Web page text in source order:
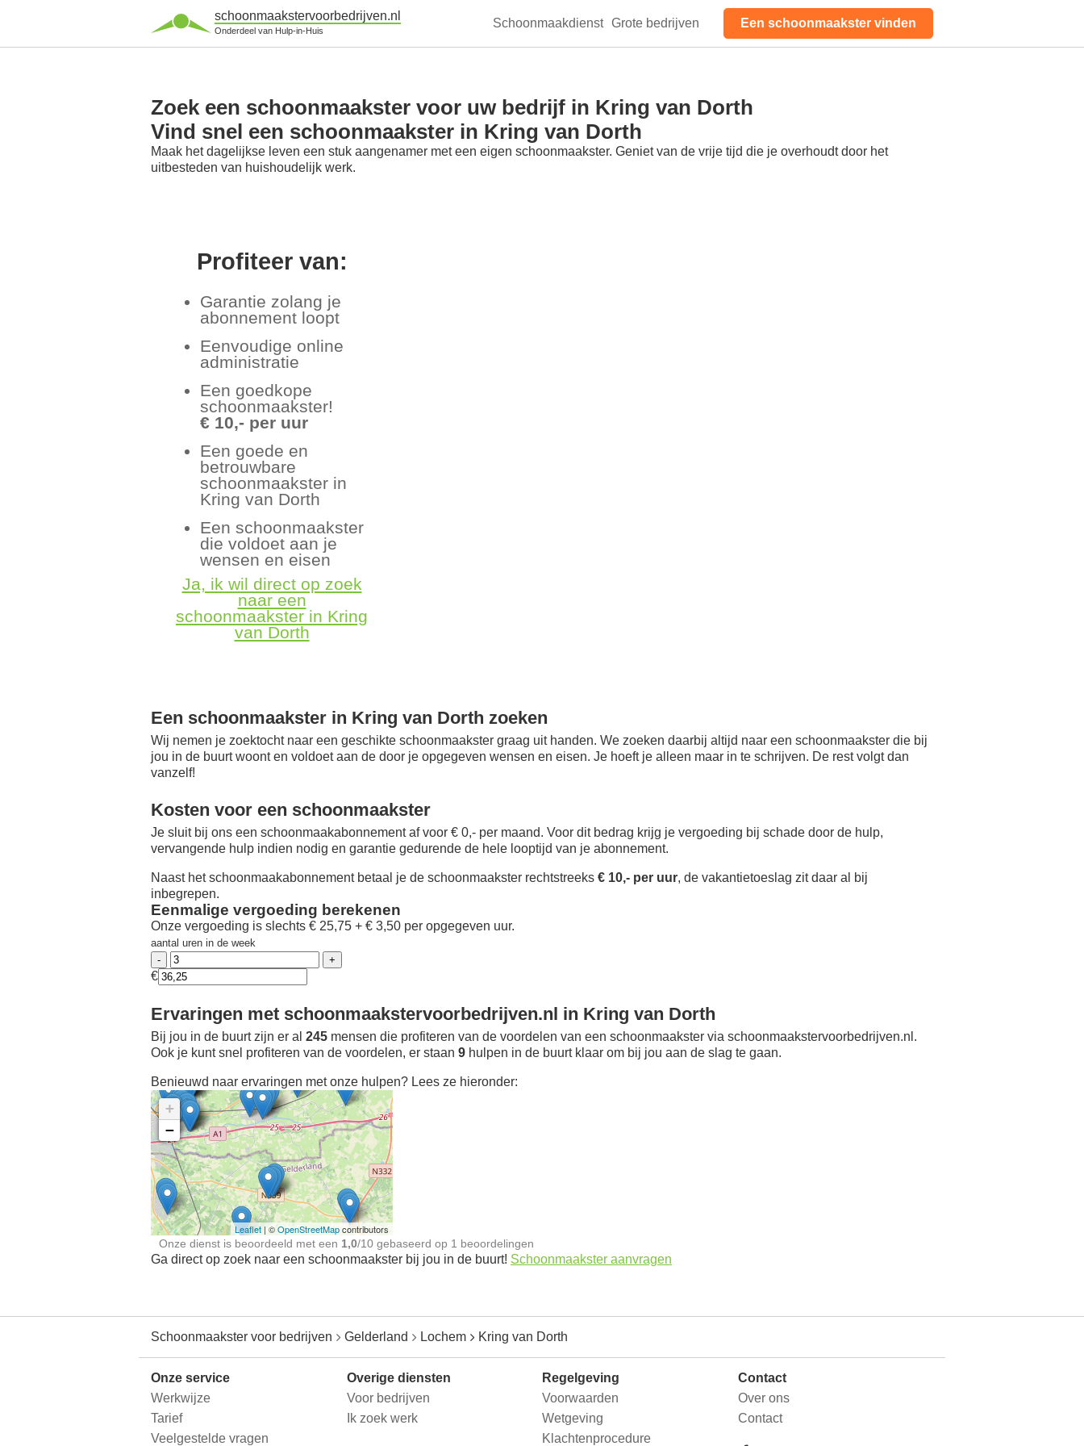
schoonmaakstervoorbedrijven.nl
Onderdeel van Hulp-in-Huis
Schoonmaakdienst Grote bedrijven Een schoonmaakster vinden
Zoek een schoonmaakster voor uw bedrijf in Kring van Dorth
Vind snel een schoonmaakster in Kring van Dorth
Maak het dagelijkse leven een stuk aangenamer met een eigen schoonmaakster. Geniet van de vrije tijd die je overhoudt door het
uitbesteden van huishoudelijk werk.
Profiteer van:
Garantie zolang je
abonnement loopt
Eenvoudige online
administratie
Een goedkope
schoonmaakster!
€ 10,- per uur
Een goede en
betrouwbare
schoonmaakster in
Kring van Dorth
Een schoonmaakster
die voldoet aan je
wensen en eisen
Ja, ik wil direct op zoek
naar een
schoonmaakster in Kring
van Dorth
Een schoonmaakster in Kring van Dorth zoeken
Wij nemen je zoektocht naar een geschikte schoonmaakster graag uit handen. We zoeken daarbij altijd naar een schoonmaakster die bij
jou in de buurt woont en voldoet aan de door je opgegeven wensen en eisen. Je hoeft je alleen maar in te schrijven. De rest volgt dan
vanzelf!
Kosten voor een schoonmaakster
Je sluit bij ons een schoonmaakabonnement af voor € 0,- per maand. Voor dit bedrag krijg je vergoeding bij schade door de hulp,
vervangende hulp indien nodig en garantie gedurende de hele looptijd van je abonnement.
Naast het schoonmaakabonnement betaal je de schoonmaakster rechtstreeks € 10,- per uur, de vakantietoeslag zit daar al bij
inbegrepen.
Eenmalige vergoeding berekenen
Onze vergoeding is slechts € 25,75 + € 3,50 per opgegeven uur.
aantal uren in de week
€
Ervaringen met schoonmaakstervoorbedrijven.nl in Kring van Dorth
Bij jou in de buurt zijn er al 245 mensen die profiteren van de voordelen van een schoonmaakster via schoonmaakstervoorbedrijven.nl.
Ook je kunt snel profiteren van de voordelen, er staan 9 hulpen in de buurt klaar om bij jou aan de slag te gaan.
Benieuwd naar ervaringen met onze hulpen? Lees ze hieronder:
Ontdek meer ervaringen
Schoonmaakster bij
jou in de buurt
+
−
Leaflet | ©OpenStreetMapcontributors
Onze dienst is beoordeeld met een 1,0/10 gebaseerd op 1 beoordelingen
Ga direct op zoek naar een schoonmaakster bij jou in de buurt! Schoonmaakster aanvragen
Schoonmaakster voor bedrijven Gelderland Lochem Kring van Dorth
Onze service
Werkwijze
Tarief
Veelgestelde vragen
Overige diensten
Voor bedrijven
Ik zoek werk
Regelgeving
Voorwaarden
Wetgeving
Klachtenprocedure
Contact
Over ons
Contact